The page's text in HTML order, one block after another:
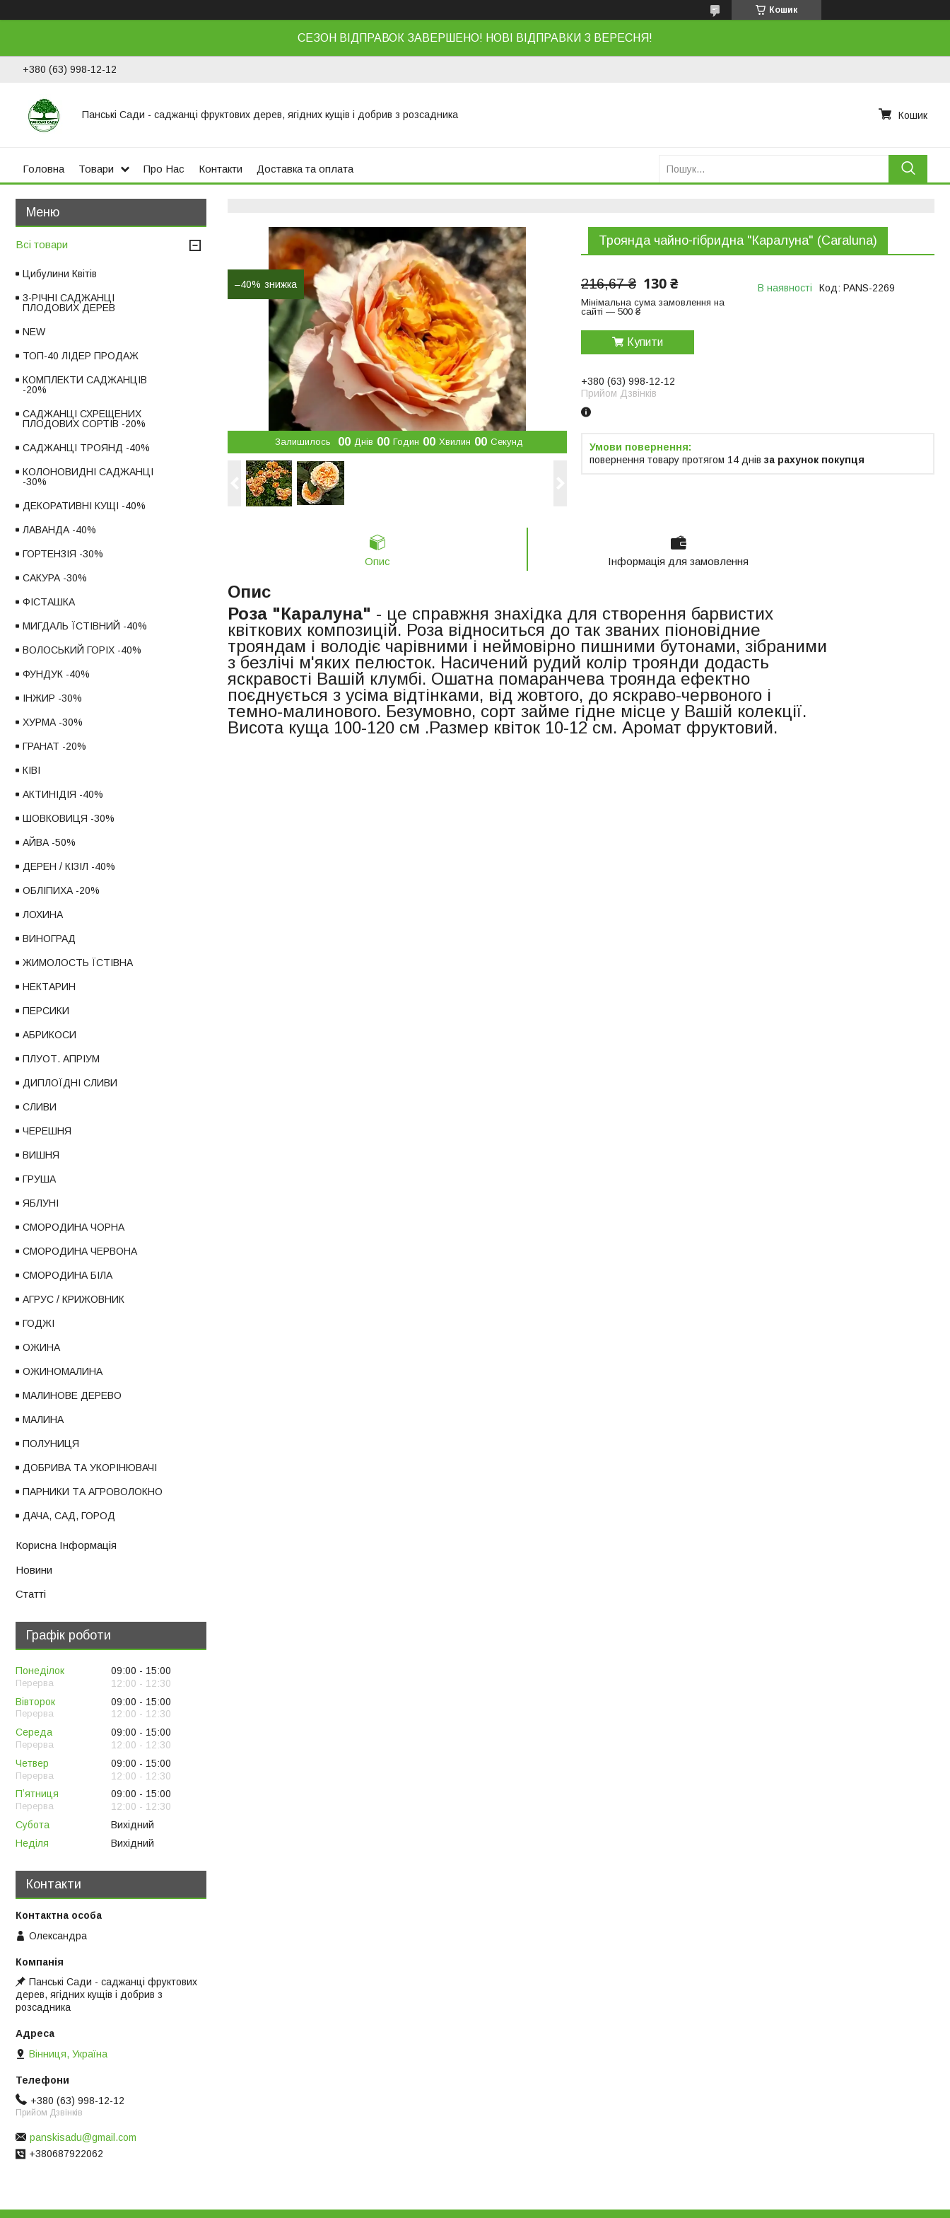
Кошик
СЕЗОН ВІДПРАВОК ЗАВЕРШЕНО! НОВІ ВІДПРАВКИ З ВЕРЕСНЯ!
+380 (63) 998-12-12
Панські Сади - саджанці фруктових дерев, ягідних кущів і добрив з розсадника Кошик
Головна Товари Про Нас Контакти Доставка та оплата
–40%
Залишилось 00 Днів 00 Годин 00 Хвилин 00 Секунд
Троянда чайно-гібридна "Каралуна" (Caraluna)
216,67 ₴ 130 ₴
Мінімальна сума замовлення на
сайті — 500 ₴
В наявності Код: PANS-2269
Купити
+380 (63) 998-12-12
Прийом Дзвінків
повернення товару протягом 14 днів за рахунок покупця
Опис Інформація для замовлення
Опис
Роза "Каралуна" - це справжня знахідка для створення барвистих
квіткових композицій. Роза відноситься до так званих піоновідние
трояндам і володіє чарівними і неймовірно пишними бутонами, зібраними
з безлічі м'яких пелюсток. Насичений рудий колір троянди додасть
яскравості Вашій клумбі. Ошатна помаранчева троянда ефектно
поєднується з усіма відтінками, від жовтого, до яскраво-червоного і
темно-малинового. Безумовно, сорт займе гідне місце у Вашій колекції.
Висота куща 100-120 см .Размер квіток 10-12 см. Аромат фруктовий.
Всі товари
Цибулини Квітів
3-РІЧНІ САДЖАНЦІ
ПЛОДОВИХ ДЕРЕВ
NEW
ТОП-40 ЛІДЕР ПРОДАЖ
КОМПЛЕКТИ САДЖАНЦІВ
-20%
САДЖАНЦІ СХРЕЩЕНИХ
ПЛОДОВИХ СОРТІВ -20%
САДЖАНЦІ ТРОЯНД -40%
КОЛОНОВИДНІ САДЖАНЦІ
-30%
ДЕКОРАТИВНІ КУЩІ -40%
ЛАВАНДА -40%
ГОРТЕНЗІЯ -30%
САКУРА -30%
ФІСТАШКА
МИГДАЛЬ ЇСТІВНИЙ -40%
ВОЛОСЬКИЙ ГОРІХ -40%
ФУНДУК -40%
ІНЖИР -30%
ХУРМА -30%
ГРАНАТ -20%
КІВІ
АКТИНІДІЯ -40%
ШОВКОВИЦЯ -30%
АЙВА -50%
ДЕРЕН / КІЗІЛ -40%
ОБЛІПИХА -20%
ЛОХИНА
ВИНОГРАД
ЖИМОЛОСТЬ ЇСТІВНА
НЕКТАРИН
ПЕРСИКИ
АБРИКОСИ
ПЛУОТ. АПРІУМ
ДИПЛОЇДНІ СЛИВИ
СЛИВИ
ЧЕРЕШНЯ
ВИШНЯ
ГРУША
ЯБЛУНІ
СМОРОДИНА ЧОРНА
СМОРОДИНА ЧЕРВОНА
СМОРОДИНА БІЛА
АГРУС / КРИЖОВНИК
ГОДЖІ
ОЖИНА
ОЖИНОМАЛИНА
МАЛИНОВЕ ДЕРЕВО
МАЛИНА
ПОЛУНИЦЯ
ДОБРИВА ТА УКОРІНЮВАЧІ
ПАРНИКИ ТА АГРОВОЛОКНО
ДАЧА, САД, ГОРОД
Корисна Інформація
Новини
Статті
Графік роботи
Понеділок 09:00
15:00
12:00
12:30
Вівторок
09:00
15:00
12:00
12:30
Середа
09:00
15:00
12:00
12:30
Четвер
09:00
15:00
12:00
12:30
Пʼятниця
09:00
15:00
12:00
12:30
Субота
Вихідний
Неділя
Вихідний
Контакти
Олександра
Панські Сади - саджанці фруктових
дерев, ягідних кущів і добрив з
розсадника
Вінниця, Україна
+380 (63) 998-12-12
Прийом Дзвінків
panskisadu@gmail.com
+380687922062